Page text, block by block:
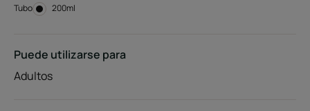
Tubo Tubo
200ml
Puede utilizarse para
Adultos